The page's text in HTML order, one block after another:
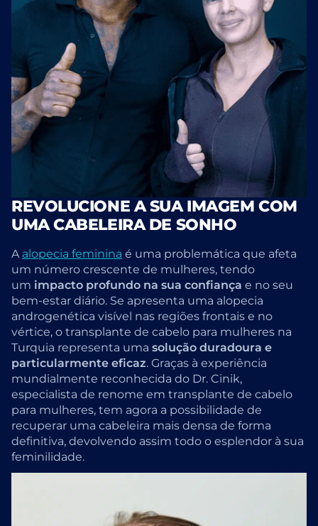
REVOLUCIONE A SUA IMAGEM COM
UMA CABELEIRA DE SONHO
A alopecia feminina é uma problemática que afeta
um número crescente de mulheres, tendo
um impacto profundo na sua confiança e no seu
bem-estar diário. Se apresenta uma alopecia
androgenética visível nas regiões frontais e no
vértice, o transplante de cabelo para mulheres na
Turquia representa uma solução duradoura e
particularmente eficaz. Graças à experiência
mundialmente reconhecida do Dr. Cinik,
especialista de renome em transplante de cabelo
para mulheres, tem agora a possibilidade de
recuperar uma cabeleira mais densa de forma
definitiva, devolvendo assim todo o esplendor à sua
feminilidade.